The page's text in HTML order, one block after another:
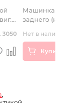
3050
Машинка
заднего
Нет в
Купить
,